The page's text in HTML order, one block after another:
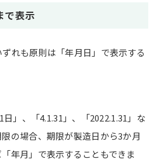
で表示
れも原則は「年月日」で表示する
」、「4.1.31」、「2022.1.31」な
の場合、期限が製造日から3か月
年月」で表示することもできま